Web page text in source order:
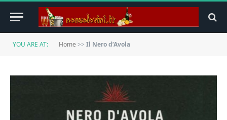
YOU ARE AT: Home >> Il Nero d’Avola